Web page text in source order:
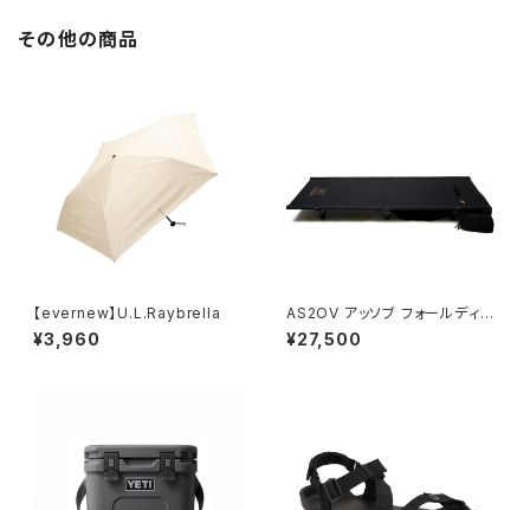
その他の商品
【evernew】U.L.Raybrella
¥3,960
AS2OV アッソブ フォールディン
グコット2way
¥27,500